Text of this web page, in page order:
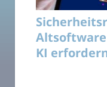
KI